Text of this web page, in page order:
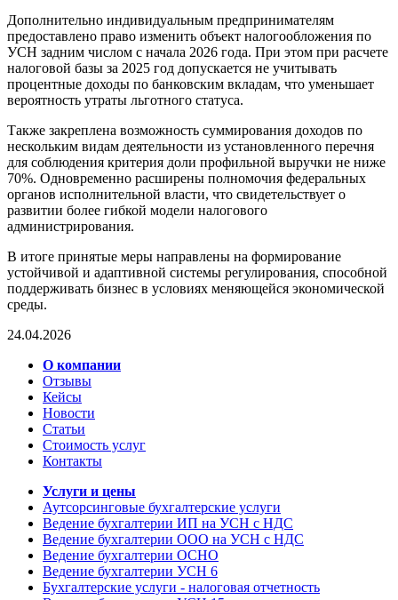
Дополнительно индивидуальным предпринимателям
предоставлено право изменить объект налогообложения по
УСН задним числом с начала 2026 года. При этом при расчете
налоговой базы за 2025 год допускается не учитывать
процентные доходы по банковским вкладам, что уменьшает
вероятность утраты льготного статуса.
Также закреплена возможность суммирования доходов по
нескольким видам деятельности из установленного перечня
для соблюдения критерия доли профильной выручки не ниже
70%. Одновременно расширены полномочия федеральных
органов исполнительной власти, что свидетельствует о
развитии более гибкой модели налогового
администрирования.
В итоге принятые меры направлены на формирование
устойчивой и адаптивной системы регулирования, способной
поддерживать бизнес в условиях меняющейся экономической
среды.
24.04.2026
О компании
Отзывы
Кейсы
Новости
Статьи
Стоимость услуг
Контакты
Услуги и цены
Аутсорсинговые бухгалтерские услуги
Ведение бухгалтерии ИП на УСН с НДС
Ведение бухгалтерии ООО на УСН с НДС
Ведение бухгалтерии ОСНО
Ведение бухгалтерии УСН 6
Бухгалтерские услуги - налоговая отчетность